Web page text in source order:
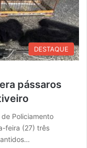
DESTAQUE
pássaros
Policiamento
feira (27) três